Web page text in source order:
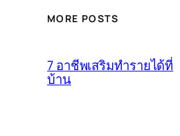
MORE POSTS
7 อาชีพเสริมทำรายได้ที่
บ้าน